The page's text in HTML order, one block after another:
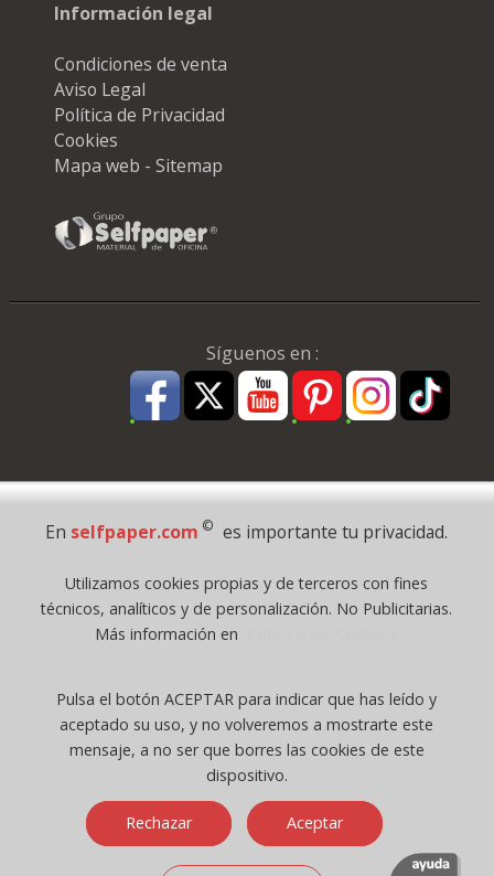
Información legal
Condiciones de venta
Aviso Legal
Política de Privacidad
Cookies
Mapa web - Sitemap
Síguenos en :
Pago Seguro
Todos los derechos reservados
©selfpaper.com, y las webs de ©gruposelfpaper.org están gestionadas, y
Registro Mercantil de Valencia ( España ) CEE:
Tomo 7263, Libro 4565, Folio 1, Sección 8, Hoja V-85203.
Móvil / Tablet - Bot mozilla/5.0 (linux; android 14; pixel 8)
applewebkit/537.36 (khtml, like gecko) chrome/131.0.0.0 mobile
En selfpaper.com © es importante tu privacidad.
Utilizamos cookies propias y de terceros con fines
técnicos, analíticos y de personalización. No Publicitarias.
Más información en
Pulsa el botón ACEPTAR para indicar que has leído y
aceptado su uso, y no volveremos a mostrarte este
mensaje, a no ser que borres las cookies de este
dispositivo.
Rechazar Aceptar